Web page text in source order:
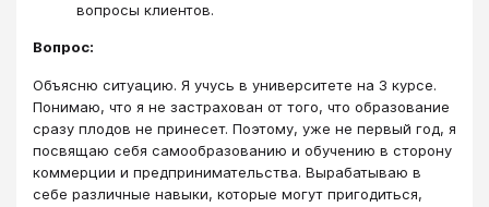
вопросы клиентов.
Вопрос:
Объясню ситуацию. Я учусь в университете на 3 курсе.
Понимаю, что я не застрахован от того, что образование
сразу плодов не принесет. Поэтому, уже не первый год, я
посвящаю себя самообразованию и обучению в сторону
коммерции и предпринимательства. Вырабатываю в
себе различные навыки, которые могут пригодиться,